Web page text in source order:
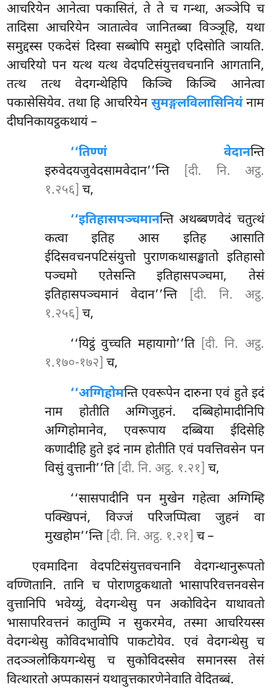
आचरियेन आनेत्वा पकासितं, ते ते च गन्था, अञ्ञेपि च
तादिसा आचरियेन ञातात्वेव जानितब्बा विञ्ञूहि, यथा
समुद्दस्स एकदेसं दिस्वा सब्बोपि समुद्दो एदिसोति ञायति.
आचरियो पन यत्थ यत्थ वेदपटिसंयुत्तवचनानि आगतानि,
तत्थ तत्थ वेदगन्थेहिपि किञ्चि किञ्चि आनेत्वा
पकासेसियेव. तथा हि आचरियेन सुमङ्गलविलासिनियंनाम
दीघनिकायट्ठकथायं –
‘‘तिण्णं वेदानन्ति
इरुवेदयजुवेदसामवेदान’’न्ति
[दी. नि. अट्ठ.
१.२५६] च,
‘‘इतिहासपञ्चमानन्ति अथब्बणवेदं चतुत्थं
कत्वा इतिह आस इतिह आसाति
ईदिसवचनपटिसंयुत्तो पुराणकथासङ्खातो इतिहासो
पञ्चमो एतेसन्ति इतिहासपञ्चमा, तेसं
इतिहासपञ्चमानं वेदान’’न्ति
[दी. नि. अट्ठ.
१.२५६] च,
‘‘यिट्ठं वुच्चति महायागो’’ति [दी. नि. अट्ठ.
१.१७०-१७२] च,
‘‘अग्गिहोमन्तिएवरूपेन दारुना एवं हुते इदं
नाम होतीति अग्गिजुहनं. दब्बिहोमादीनिपि
अग्गिहोमानेव, एवरूपाय दब्बिया ईदिसेहि
कणादीहि हुते इदं नाम होतीति एवं पवत्तिवसेन पन
विसुं वुत्तानी’’ति [दी. नि. अट्ठ. १.२१] च,
‘‘सासपादीनि पन मुखेन गहेत्वा अग्गिम्हि
पक्खिपनं, विज्जं परिजप्पित्वा जुहनं वा
मुखहोम’’न्ति [दी. नि. अट्ठ. १.२१] च –
एवमादिना वेदपटिसंयुत्तवचनानि वेदगन्थानुरूपतो
वण्णितानि. तानि च पोराणट्ठकथातो भासापरिवत्तनवसेन
वुत्तानिपि भवेय्युं, वेदगन्थेसु पन अकोविदेन याथावतो
भासापरिवत्तनं कातुम्पि न सुकरमेव, तस्मा आचरियस्स
वेदगन्थेसु कोविदभावोपि पाकटोयेव. एवं वेदगन्थेसु च
तदञ्ञलोकियगन्थेसु च सुकोविदस्सेव समानस्स तेसं
वित्थारतो अप्पकासनं यथावुत्तकारणेनेवाति वेदितब्बं.